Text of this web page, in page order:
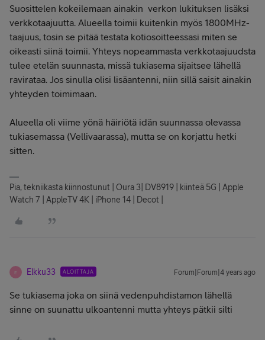
Suosittelen kokeilemaan ainakin verkon lukituksen lisäksi
verkkotaajuutta. Alueella toimii kuitenkin myös 1800MHz-
taajuus, tosin se pitää testata kotiosoitteessasi miten se
oikeasti siinä toimii. Yhteys nopeammasta verkkotaajuudsta
tulee etelän suunnasta, missä tukiasema sijaitsee lähellä
ravirataa. Jos sinulla olisi lisäantenni, niin sillä saisit ainakin
yhteyden toimimaan.
Alueella oli viime yönä häiriötä idän suunnassa olevassa
tukiasemassa (Vellivaarassa), mutta se on korjattu hetki
sitten.
Pia, tekniikasta kiinnostunut | Oura 3| DV8919 | kiinteä 5G | Apple
Watch 7 | AppleTV 4K | iPhone 14 | Decot |
E Elkku33 ALOITTAJA Forum|Forum|4 years ago
Se tukiasema joka on siinä vedenpuhdistamon lähellä
sinne on suunattu ulkoantenni mutta yhteys pätkii silti